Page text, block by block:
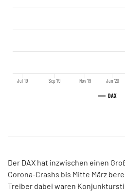
DAX
Jul '19 Sep '19 Nov '19 Jan '20
Der DAX hat inzwischen einen
Corona-Crashs bis Mitte März
Treiber dabei waren